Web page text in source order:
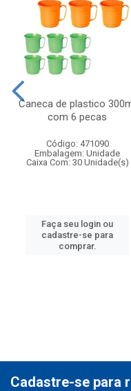
Caneca de plastico
com 6 pecas
Código: 471090
Embalagem: Unidade
Caixa Com: 30 Unidade(s)
Faça seu login ou
cadastre-se para
comprar.
Cadastre-se para